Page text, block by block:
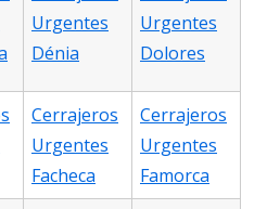
Urgentes
Dénia
Urgentes
Dolores
Cerrajeros
Urgentes
Facheca
Cerrajeros
Urgentes
Famorca